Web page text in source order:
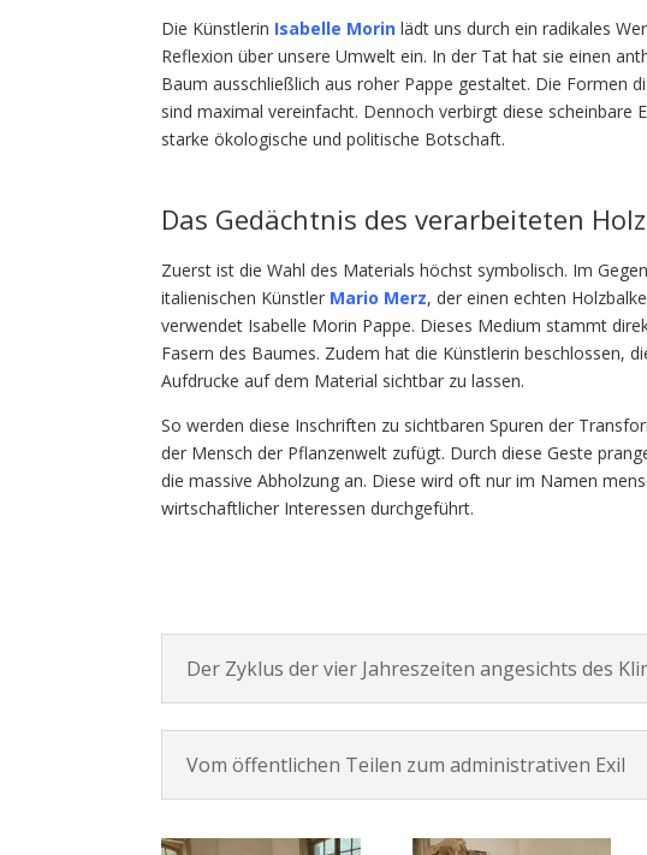
Die Künstlerin Isabelle Morin lädt uns durch ein radikales
Reflexion über unsere Umwelt ein. In der Tat hat sie einen
Baum ausschließlich aus roher Pappe gestaltet. Die Formen
sind maximal vereinfacht. Dennoch verbirgt diese scheinbare
starke ökologische und politische Botschaft.
Das Gedächtnis des verarbeiteten
Zuerst ist die Wahl des Materials höchst symbolisch. Im
italienischen Künstler Mario Merz, der einen echten
verwendet Isabelle Morin Pappe. Dieses Medium stammt
Fasern des Baumes. Zudem hat die Künstlerin beschlossen,
Aufdrucke auf dem Material sichtbar zu lassen.
So werden diese Inschriften zu sichtbaren Spuren der
der Mensch der Pflanzenwelt zufügt. Durch diese Geste
die massive Abholzung an. Diese wird oft nur im Namen
wirtschaftlicher Interessen durchgeführt.
Der Zyklus der vier Jahreszeiten angesichts des
Vom öffentlichen Teilen zum administrativen Exil